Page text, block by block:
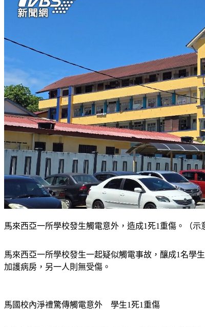
馬來西亞一所學校發生觸電意外，造成1死1重傷。（示
馬來西亞一所學校發生一起疑似觸電事故，釀成1名學
加護病房，另一人則無受傷。
馬國校內淨禮驚傳觸電意外　學生1死1重傷